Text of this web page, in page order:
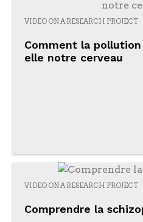
VIDEO ON A RESEARCH PROJECT
Comment la
elle notre cerveau
VIDEO ON A RESEARCH PROJECT
Comprendre la